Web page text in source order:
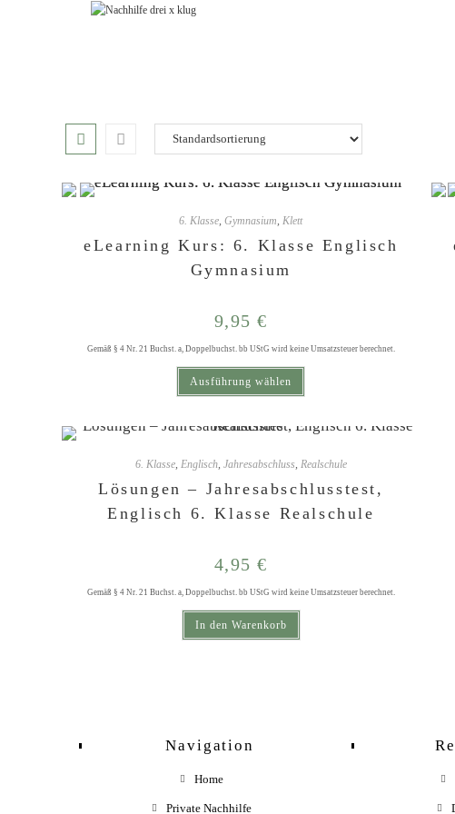
6. Klasse ,Gymnasium Klett
eLearning Kurs: 6. Klasse Englisch
Gymnasium
9,95€
Gemäß § 4 Nr. 21 Buchst. a, Doppelbuchst. bb UStG wird keine Umsatzsteuer berechnet.
Ausführung wählen
Dieses Produkt weist mehrere Varianten auf. Die Optionen können auf der Produktseite gewählt werden
6. Klasse, Englisch, Jahresabschluss, Realschule
Lösungen – Jahresabschlusstest,
Englisch 6. Klasse Realschule
4,95€
Gemäß § 4 Nr. 21 Buchst. a, Doppelbuchst. bb UStG wird keine Umsatzsteuer berechnet.
In den Warenkorb
Navigation
Home
Private Nachhilfe